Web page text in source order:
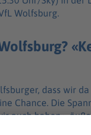
Wolfsburg.
dass wir
Chance. Die
auch haben»,
in der